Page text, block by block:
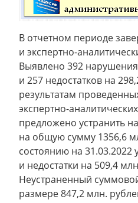
В отчетном периоде
и экспертно-
Выявлено 392
и 257 недостатков на
результатам
экспертно-
предложено устранить
на общую сумму 1356,6
состоянию на
и недостатки на 509,4
Неустраненный
размере 847,2 млн.